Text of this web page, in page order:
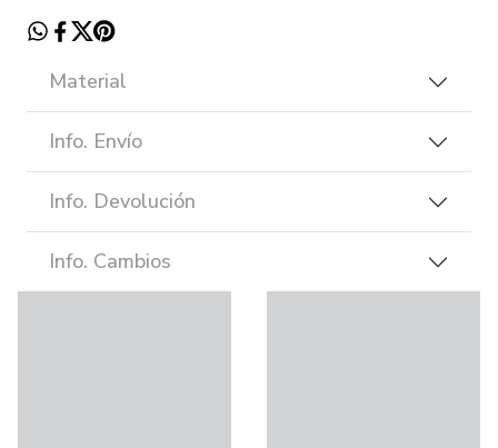
Material
Info. Envío
Info. Devolución
Info. Cambios